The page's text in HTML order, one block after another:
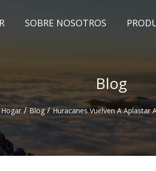
SOBRE NOSOTROS
Blog
Hogar / Blog / Huracanes Vuelven A Aplastar